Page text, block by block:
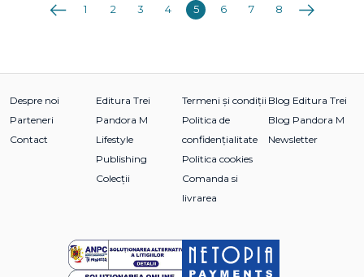
Anterioara
1 2 3 4 5 6 7 8 Următoarea
Despre noi
Parteneri
Contact
Editura Trei
Pandora M
Lifestyle
Publishing
Colecții
Termeni și condiții
Politica de
confidențialitate
Politica cookies
Comanda si
livrarea
Blog Editura Trei
Blog Pandora M
Newsletter